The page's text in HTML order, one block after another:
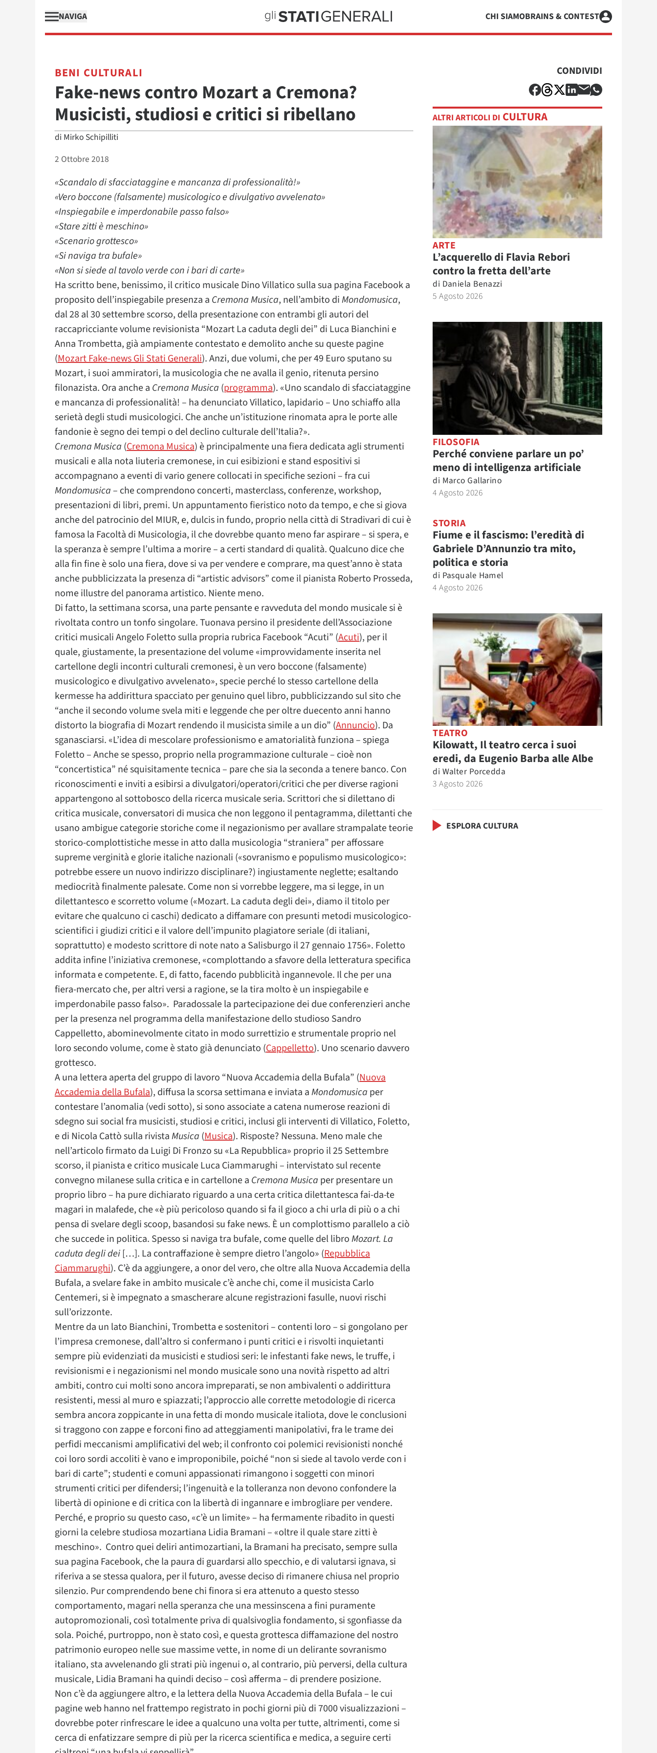
NAVIGA CHI SIAMOBRAINS & CONTEST
BENI CULTURALI
Fake-news contro Mozart a Cremona?
Musicisti, studiosi e critici si ribellano
di Mirko Schipilliti
2 Ottobre 2018
«Scandalo di sfacciataggine e mancanza di professionalità!»
«Vero boccone (falsamente) musicologico e divulgativo avvelenato»
«Inspiegabile e imperdonabile passo falso»
«Stare zitti è meschino»
«Scenario grottesco»
«Si naviga tra bufale»
«Non si siede al tavolo verde con i bari di carte»
Ha scritto bene, benissimo, il critico musicale Dino Villatico sulla sua pagina Facebook a
proposito dell’inspiegabile presenza a Cremona Musica, nell’ambito diMondomusica,
dal 28 al 30 settembre scorso, della presentazione con entrambi gli autori del
raccapricciante volume revisionista “Mozart La caduta degli dei” di Luca Bianchini e
Anna Trombetta, già ampiamente contestato e demolito anche su queste pagine
(Mozart Fake-news Gli Stati Generali). Anzi, due volumi, che per 49 Euro sputano su
Mozart, i suoi ammiratori, la musicologia che ne avalla il genio, ritenuta persino
filonazista. Ora anche a Cremona Musica (programma). «Uno scandalo di sfacciataggine
e mancanza di professionalità! – ha denunciato Villatico, lapidario – Uno schiaffo alla
serietà degli studi musicologici. Che anche un’istituzione rinomata apra le porte alle
fandonie è segno dei tempi o del declino culturale dell’Italia?».
Cremona Musica (Cremona Musica) è principalmente una fiera dedicata agli strumenti
musicali e alla nota liuteria cremonese, in cui esibizioni e stand espositivi si
accompagnano a eventi di vario genere collocati in specifiche sezioni – fra cui
Mondomusica – che comprendono concerti, masterclass, conferenze, workshop,
presentazioni di libri, premi. Un appuntamento fieristico noto da tempo, e che si giova
anche del patrocinio del MIUR, e, dulcis in fundo, proprio nella città di Stradivari di cui è
famosa la Facoltà di Musicologia, il che dovrebbe quanto meno far aspirare – si spera, e
la speranza è sempre l’ultima a morire – a certi standard di qualità. Qualcuno dice che
alla fin fine è solo una fiera, dove si va per vendere e comprare, ma quest’anno è stata
anche pubblicizzata la presenza di “artistic advisors” come il pianista Roberto Prosseda,
nome illustre del panorama artistico. Niente meno.
Di fatto, la settimana scorsa, una parte pensante e ravveduta del mondo musicale si è
rivoltata contro un tonfo singolare. Tuonava persino il presidente dell’Associazione
critici musicali Angelo Foletto sulla propria rubrica Facebook “Acuti” (Acuti), per il
quale, giustamente, la presentazione del volume «improvvidamente inserita nel
cartellone degli incontri culturali cremonesi, è un vero boccone (falsamente)
musicologico e divulgativo avvelenato», specie perché lo stesso cartellone della
kermesse ha addirittura spacciato per genuino quel libro, pubblicizzando sul sito che
“anche il secondo volume svela miti e leggende che per oltre duecento anni hanno
distorto la biografia di Mozart rendendo il musicista simile a un dio” (Annuncio). Da
sganasciarsi. «L’idea di mescolare professionismo e amatorialità funziona – spiega
Foletto – Anche se spesso, proprio nella programmazione culturale – cioè non
“concertistica” né squisitamente tecnica – pare che sia la seconda a tenere banco. Con
riconoscimenti e inviti a esibirsi a divulgatori/operatori/critici che per diverse ragioni
appartengono al sottobosco della ricerca musicale seria. Scrittori che si dilettano di
critica musicale, conversatori di musica che non leggono il pentagramma, dilettanti che
usano ambigue categorie storiche come il negazionismo per avallare strampalate teorie
storico-complottistiche messe in atto dalla musicologia “straniera” per affossare
supreme verginità e glorie italiche nazionali («sovranismo e populismo musicologico»:
potrebbe essere un nuovo indirizzo disciplinare?) ingiustamente neglette; esaltando
mediocrità finalmente palesate. Come non si vorrebbe leggere, ma si legge, in un
dilettantesco e scorretto volume («Mozart. La caduta degli dei», diamo il titolo per
evitare che qualcuno ci caschi) dedicato a diffamare con presunti metodi musicologico-
scientifici i giudizi critici e il valore dell’impunito plagiatore seriale (di italiani,
soprattutto) e modesto scrittore di note nato a Salisburgo il 27 gennaio 1756». Foletto
addita infine l’iniziativa cremonese, «complottando a sfavore della letteratura specifica
informata e competente. E, di fatto, facendo pubblicità ingannevole. Il che per una
fiera-mercato che, per altri versi a ragione, se la tira molto è un inspiegabile e
imperdonabile passo falso». Paradossale la partecipazione dei due conferenzieri anche
per la presenza nel programma della manifestazione dello studioso Sandro
Cappelletto, abominevolmente citato in modo surrettizio e strumentale proprio nel
loro secondo volume, come è stato già denunciato (Cappelletto). Uno scenario davvero
grottesco.
A una lettera aperta del gruppo di lavoro “Nuova Accademia della Bufala” (Nuova
Accademia della Bufala), diffusa la scorsa settimana e inviata aMondomusica per
contestare l’anomalia (vedi sotto), si sono associate a catena numerose reazioni di
sdegno sui social fra musicisti, studiosi e critici, inclusi gli interventi di Villatico, Foletto,
e di Nicola Cattò sulla rivistaMusica (Musica). Risposte? Nessuna. Meno male che
nell’articolo firmato da Luigi Di Fronzo su «La Repubblica» proprio il 25 Settembre
scorso, il pianista e critico musicale Luca Ciammarughi – intervistato sul recente
convegno milanese sulla critica e in cartellone a Cremona Musica per presentare un
proprio libro – ha pure dichiarato riguardo a una certa critica dilettantesca fai-da-te
magari in malafede, che «è più pericoloso quando si fa il gioco a chi urla di più o a chi
pensa di svelare degli scoop, basandosi su fake news. È un complottismo parallelo a ciò
che succede in politica. Spesso si naviga tra bufale, come quelle del libroMozart. La
caduta degli dei[…]. La contraffazione è sempre dietro l’angolo» (Repubblica
Ciammarughi). C’è da aggiungere, a onor del vero, che oltre alla Nuova Accademia della
Bufala, a svelare fake in ambito musicale c’è anche chi, come il musicista Carlo
Centemeri, si è impegnato a smascherare alcune registrazioni fasulle, nuovi rischi
sull’orizzonte.
Mentre da un lato Bianchini, Trombetta e sostenitori – contenti loro – si gongolano per
l’impresa cremonese, dall’altro si confermano i punti critici e i risvolti inquietanti
sempre più evidenziati da musicisti e studiosi seri: le infestanti fake news, le truffe, i
revisionismi e i negazionismi nel mondo musicale sono una novità rispetto ad altri
ambiti, contro cui molti sono ancora impreparati, se non ambivalenti o addirittura
resistenti, messi al muro e spiazzati; l’approccio alle corrette metodologie di ricerca
sembra ancora zoppicante in una fetta di mondo musicale italiota, dove le conclusioni
si traggono con zappe e forconi fino ad atteggiamenti manipolativi, fra le trame dei
perfidi meccanismi amplificativi del web; il confronto coi polemici revisionisti nonché
coi loro sordi accoliti è vano e improponibile, poiché “non si siede al tavolo verde con i
bari di carte”; studenti e comuni appassionati rimangono i soggetti con minori
strumenti critici per difendersi; l’ingenuità e la tolleranza non devono confondere la
libertà di opinione e di critica con la libertà di ingannare e imbrogliare per vendere.
Perché, e proprio su questo caso, «c’è un limite» – ha fermamente ribadito in questi
giorni la celebre studiosa mozartiana Lidia Bramani – «oltre il quale stare zitti è
meschino». Contro quei deliri antimozartiani, la Bramani ha precisato, sempre sulla
sua pagina Facebook, che la paura di guardarsi allo specchio, e di valutarsi ignava, si
riferiva a se stessa qualora, per il futuro, avesse deciso di rimanere chiusa nel proprio
silenzio. Pur comprendendo bene chi finora si era attenuto a questo stesso
comportamento, magari nella speranza che una messinscena a fini puramente
autopromozionali, così totalmente priva di qualsivoglia fondamento, si sgonfiasse da
sola. Poiché, purtroppo, non è stato così, e questa grottesca diffamazione del nostro
patrimonio europeo nelle sue massime vette, in nome di un delirante sovranismo
italiano, sta avvelenando gli strati più ingenui o, al contrario, più perversi, della cultura
musicale, Lidia Bramani ha quindi deciso – così afferma – di prendere posizione.
Non c’è da aggiungere altro, e la lettera della Nuova Accademia della Bufala – le cui
pagine web hanno nel frattempo registrato in pochi giorni più di 7000 visualizzazioni –
dovrebbe poter rinfrescare le idee a qualcuno una volta per tutte, altrimenti, come si
cerca di enfatizzare sempre di più per la ricerca scientifica e medica, a seguire certi
CONDIVIDI
ALTRI ARTICOLI DI CULTURA
ARTE
L’acquerello di Flavia Rebori
contro la fretta dell’arte
di Daniela Benazzi
5 Agosto 2026
FILOSOFIA
Perché conviene parlare un po’
meno di intelligenza artificiale
di Marco Gallarino
4 Agosto 2026
STORIA
Fiume e il fascismo: l’eredità di
Gabriele D’Annunzio tra mito,
politica e storia
di Pasquale Hamel
4 Agosto 2026
TEATRO
Kilowatt, Il teatro cerca i suoi
eredi, da Eugenio Barba alle Albe
di Walter Porcedda
3 Agosto 2026
ESPLORA CULTURA